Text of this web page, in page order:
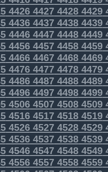
4426442744284429
4436443744384439
4446444744484449
4456445744584459
4466446744684469
4476447744784479
4486448744884489
4496449744984499
4506450745084509
4516451745184519
4526452745284529
4536453745384539
4546454745484549
4556455745584559